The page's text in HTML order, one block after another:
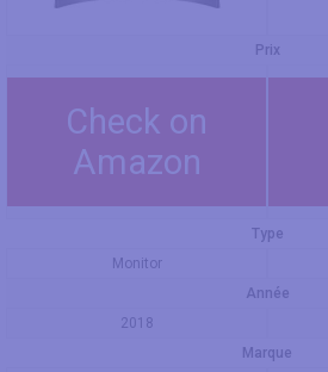
Prix
Check on
Amazon
Type
Monitor
Année
2018
Marque